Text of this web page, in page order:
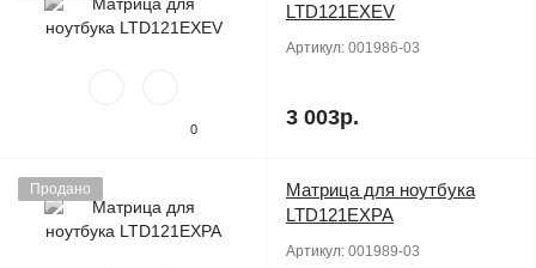
0
LTD121EXEV
Артикул: 001986-03
3 003р.
Продано
Матрица для ноутбука
LTD121EXPA
Артикул: 001989-03